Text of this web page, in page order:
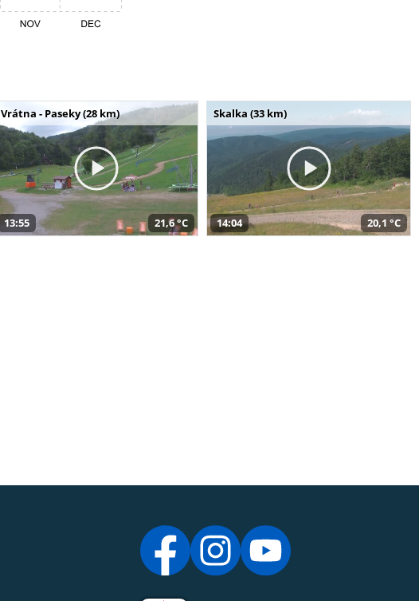
Vrátna - Paseky (28 km)
13:55 21,6 °C
Skalka (33 km)
14:04 20,1 °C